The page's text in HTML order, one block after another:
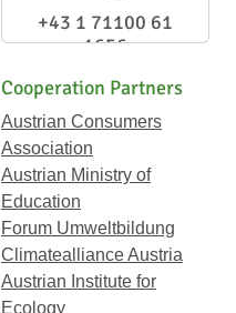
+43 1 71100 61
1656
Cooperation Partners
Austrian Consumers
Association
Austrian Ministry of
Education
Forum Umweltbildung
Climatealliance Austria
Austrian Institute for
Ecology